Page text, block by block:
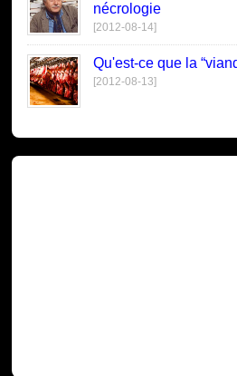
nécrologie
[2012-08-14]
Qu'est-ce que la
[2012-08-13]